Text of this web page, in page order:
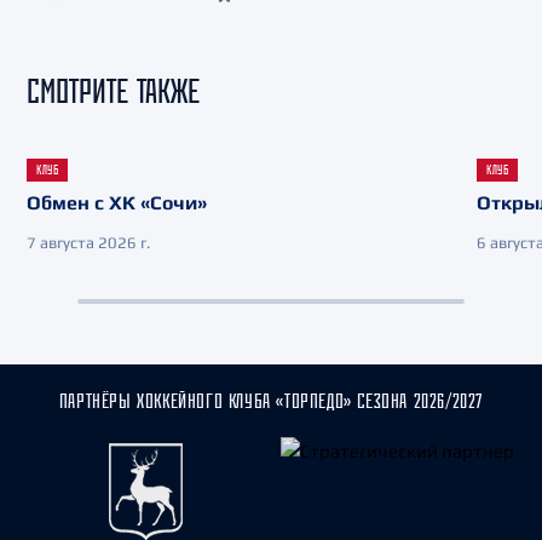
СМОТРИТЕ ТАКЖЕ
КЛУБ
Обмен с ХК «Сочи»
7 августа 2026 г.
КЛУБ
6
ПАРТНЁРЫ ХОККЕЙНОГО КЛУБА «ТОРПЕДО» СЕЗОНА 2026/2027